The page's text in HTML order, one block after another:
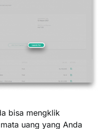
bisa mengklik
uang yang Anda